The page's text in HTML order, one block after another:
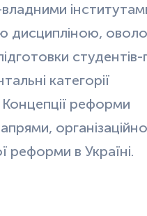
дисципліною,
студентів-
категорії
Концепції реформи
реформи в Україні.